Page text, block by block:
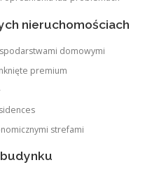
nieruchomościach
domowymi
premium
strefami